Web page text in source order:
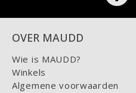
OVER MAUDD
Wie is MAUDD?
Winkels
Algemene voorwaarden